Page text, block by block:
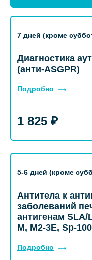
7 дней (кроме
Диагностика
(анти-ASGPR)
Подробно
1 825 ₽
5-6 дней (кроме
Антитела к
заболеваний
антигенам SLA/
M, M2-3E, Sp-
Подробно